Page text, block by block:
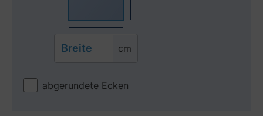
Breite cm
abgerundete Ecken